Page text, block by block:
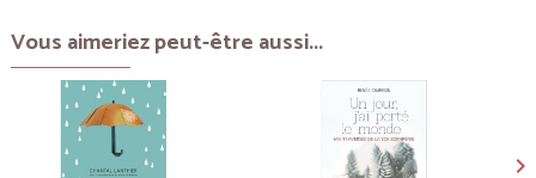
Vous aimeriez peut-être aussi...